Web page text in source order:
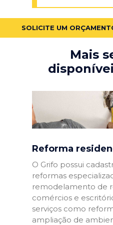
SOLICITE UM
Mais
Reforma
O Grifo possui
reformas
remodelamento de
comércios e
serviços como
ampliação de